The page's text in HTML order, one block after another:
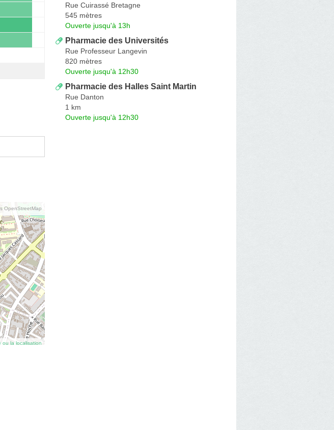
OpenStreetMap
ou la localisation
Rue Cuirassé Bretagne
545 mètres
Ouverte jusqu'à 13h
Pharmacie des Universités
Rue Professeur Langevin
820 mètres
Ouverte jusqu'à 12h30
Pharmacie des Halles Saint Martin
Rue Danton
1 km
Ouverte jusqu'à 12h30